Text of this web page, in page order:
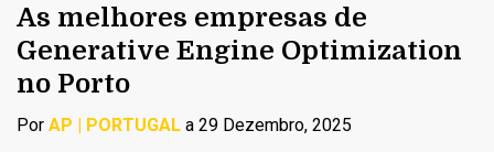
As melhores empresas de
Generative Engine Optimization
no Porto
Por AP | PORTUGAL a 29 Dezembro, 2025